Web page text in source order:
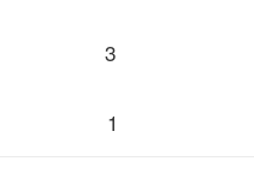
3
1